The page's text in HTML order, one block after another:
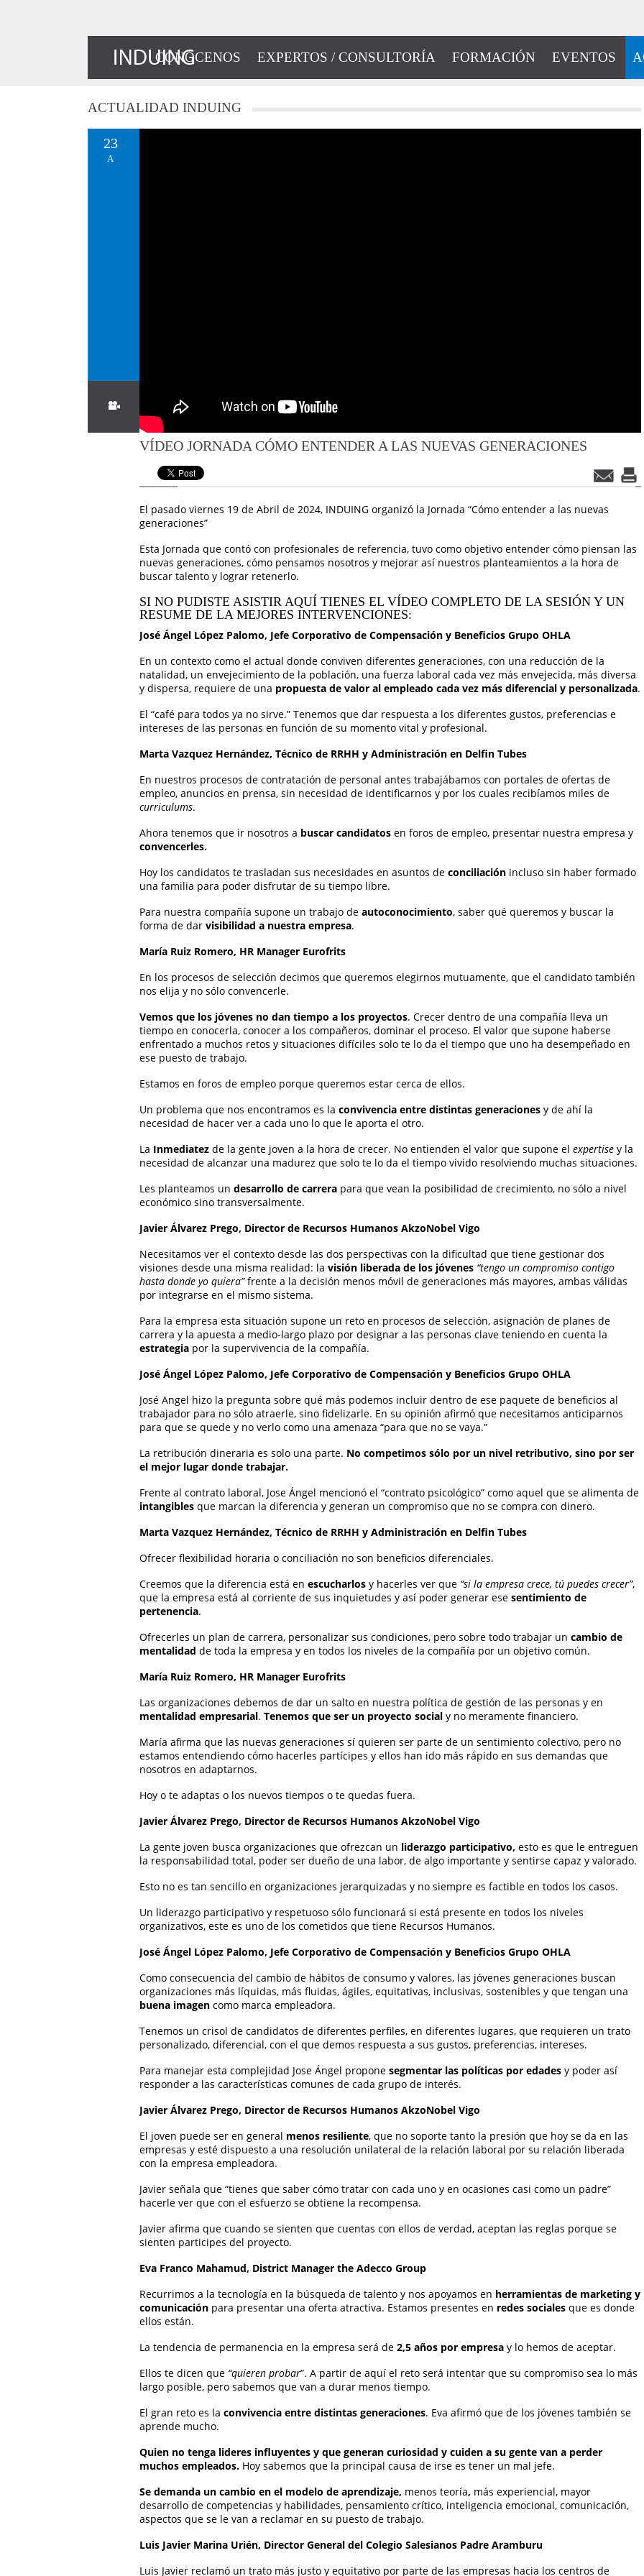
CONÓCENOS EXPERTOS / CONSULTORÍA FORMACIÓN EVENTOS
ACTUALIDAD INDUING
23
A
VÍDEO JORNADA CÓMO ENTENDER A LAS NUEVAS GENERACIONES
El pasado viernes 19 de Abril de 2024, INDUING organizó la Jornada “Cómo entender a las nuevas
generaciones”
Esta Jornada que contó con profesionales de referencia, tuvo como objetivo entender cómo piensan las
nuevas generaciones, cómo pensamos nosotros y mejorar así nuestros planteamientos a la hora de
buscar talento y lograr retenerlo.
SI NO PUDISTE ASISTIR AQUÍ TIENES EL VÍDEO COMPLETO DE LA SESIÓN Y UN
RESUME DE LA MEJORES INTERVENCIONES:
José Ángel López Palomo, Jefe Corporativo de Compensación y Beneficios Grupo OHLA
En un contexto como el actual donde conviven diferentes generaciones, con una reducción de la
natalidad, un envejecimiento de la población, una fuerza laboral cada vez más envejecida, más diversa
y dispersa, requiere de una propuesta de valor al empleado cada vez más diferencial y personalizada.
El “café para todos ya no sirve.” Tenemos que dar respuesta a los diferentes gustos, preferencias e
intereses de las personas en función de su momento vital y profesional.
Marta Vazquez Hernández, Técnico de RRHH y Administración en Delfin Tubes
En nuestros procesos de contratación de personal antes trabajábamos con portales de ofertas de
empleo, anuncios en prensa, sin necesidad de identificarnos y por los cuales recibíamos miles de
curriculums.
Ahora tenemos que ir nosotros a buscar candidatos en foros de empleo, presentar nuestra empresa y
convencerles.
Hoy los candidatos te trasladan sus necesidades en asuntos de conciliación incluso sin haber formado
una familia para poder disfrutar de su tiempo libre.
Para nuestra compañía supone un trabajo de autoconocimiento, saber qué queremos y buscar la
forma de dar visibilidad a nuestra empresa.
María Ruiz Romero, HR Manager Eurofrits
En los procesos de selección decimos que queremos elegirnos mutuamente, que el candidato también
nos elija y no sólo convencerle.
Vemos que los jóvenes no dan tiempo a los proyectos. Crecer dentro de una compañía lleva un
tiempo en conocerla, conocer a los compañeros, dominar el proceso. El valor que supone haberse
enfrentado a muchos retos y situaciones difíciles solo te lo da el tiempo que uno ha desempeñado en
ese puesto de trabajo.
Estamos en foros de empleo porque queremos estar cerca de ellos.
Un problema que nos encontramos es la convivencia entre distintas generaciones y de ahí la
necesidad de hacer ver a cada uno lo que le aporta el otro.
La Inmediatezde la gente joven a la hora de crecer. No entienden el valor que supone el expertisey la
necesidad de alcanzar una madurez que solo te lo da el tiempo vivido resolviendo muchas situaciones.
Les planteamos un desarrollo de carrerapara que vean la posibilidad de crecimiento, no sólo a nivel
económico sino transversalmente.
Javier Álvarez Prego, Director de Recursos Humanos AkzoNobel Vigo
Necesitamos ver el contexto desde las dos perspectivas con la dificultad que tiene gestionar dos
visiones desde una misma realidad: la visión liberada de los jóvenes “tengo un compromiso contigo
hasta donde yo quiera”frente a la decisión menos móvil de generaciones más mayores, ambas válidas
por integrarse en el mismo sistema.
Para la empresa esta situación supone un reto en procesos de selección, asignación de planes de
carrera y la apuesta a medio-largo plazo por designar a las personas clave teniendo en cuenta la
estrategiapor la supervivencia de la compañía.
José Ángel López Palomo, Jefe Corporativo de Compensación y Beneficios Grupo OHLA
José Angel hizo la pregunta sobre qué más podemos incluir dentro de ese paquete de beneficios al
trabajador para no sólo atraerle, sino fidelizarle. En su opinión afirmó que necesitamos anticiparnos
para que se quede y no verlo como una amenaza “para que no se vaya.”
La retribución dineraria es solo una parte. No competimos sólo por un nivel retributivo, sino por ser
el mejor lugar donde trabajar.
Frente al contrato laboral, Jose Ángel mencionó el “contrato psicológico” como aquel que se alimenta de
intangiblesque marcan la diferencia y generan un compromiso que no se compra con dinero.
Marta Vazquez Hernández, Técnico de RRHH y Administración en Delfin Tubes
Ofrecer flexibilidad horaria o conciliación no son beneficios diferenciales.
Creemos que la diferencia está en escucharlosy hacerles ver que “si la empresa crece, tú puedes crecer”,
que la empresa está al corriente de sus inquietudes y así poder generar ese sentimiento de
pertenencia.
Ofrecerles un plan de carrera, personalizar sus condiciones, pero sobre todo trabajar un cambio de
mentalidad de toda la empresa y en todos los niveles de la compañía por un objetivo común.
María Ruiz Romero, HR Manager Eurofrits
Las organizaciones debemos de dar un salto en nuestra política de gestión de las personas y en
mentalidad empresarial. Tenemos que ser un proyecto socialy no meramente financiero.
María afirma que las nuevas generaciones sí quieren ser parte de un sentimiento colectivo, pero no
estamos entendiendo cómo hacerles partícipes y ellos han ido más rápido en sus demandas que
nosotros en adaptarnos.
Hoy o te adaptas o los nuevos tiempos o te quedas fuera.
Javier Álvarez Prego, Director de Recursos Humanos AkzoNobel Vigo
La gente joven busca organizaciones que ofrezcan un liderazgo participativo, esto es que le entreguen
la responsabilidad total, poder ser dueño de una labor, de algo importante y sentirse capaz y valorado.
Esto no es tan sencillo en organizaciones jerarquizadas y no siempre es factible en todos los casos.
Un liderazgo participativo y respetuoso sólo funcionará si está presente en todos los niveles
organizativos, este es uno de los cometidos que tiene Recursos Humanos.
José Ángel López Palomo, Jefe Corporativo de Compensación y Beneficios Grupo OHLA
Como consecuencia del cambio de hábitos de consumo y valores, las jóvenes generaciones buscan
organizaciones más líquidas, más fluidas, ágiles, equitativas, inclusivas, sostenibles y que tengan una
buena imagen como marca empleadora.
Tenemos un crisol de candidatos de diferentes perfiles, en diferentes lugares, que requieren un trato
personalizado, diferencial, con el que demos respuesta a sus gustos, preferencias, intereses.
Para manejar esta complejidad Jose Ángel propone segmentar las políticas por edades y poder así
responder a las características comunes de cada grupo de interés.
Javier Álvarez Prego, Director de Recursos Humanos AkzoNobel Vigo
El joven puede ser en general menos resiliente, que no soporte tanto la presión que hoy se da en las
empresas y esté dispuesto a una resolución unilateral de la relación laboral por su relación liberada
con la empresa empleadora.
Javier señala que “tienes que saber cómo tratar con cada uno y en ocasiones casi como un padre”
hacerle ver que con el esfuerzo se obtiene la recompensa.
Javier afirma que cuando se sienten que cuentas con ellos de verdad, aceptan las reglas porque se
sienten participes del proyecto.
Eva Franco Mahamud, District Manager the Adecco Group
Recurrimos a la tecnología en la búsqueda de talento y nos apoyamos en herramientas de marketing y
comunicaciónpara presentar una oferta atractiva. Estamos presentes en redes socialesque es donde
ellos están.
La tendencia de permanencia en la empresa será de 2,5 años por empresay lo hemos de aceptar.
Ellos te dicen que “quieren probar”. A partir de aquí el reto será intentar que su compromiso sea lo más
largo posible, pero sabemos que van a durar menos tiempo.
El gran reto es la convivencia entre distintas generaciones. Eva afirmó que de los jóvenes también se
aprende mucho.
Quien no tenga lideres influyentes y que generan curiosidad y cuiden a su gente van a perder
muchos empleados. Hoy sabemos que la principal causa de irse es tener un mal jefe.
Se demanda un cambio en el modelo de aprendizaje, menos teoría, más experiencial, mayor
desarrollo de competencias y habilidades, pensamiento crítico, inteligencia emocional, comunicación,
aspectos que se le van a reclamar en su puesto de trabajo.
Luis Javier Marina Urién, Director General del Colegio Salesianos Padre Aramburu
Luis Javier reclamó un trato más justo y equitativo por parte de las empresas hacia los centros de